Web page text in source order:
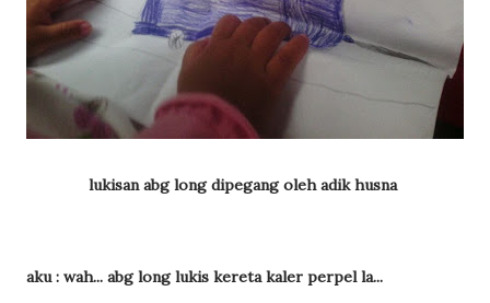
lukisan abg long dipegang oleh adik husna
aku : wah... abg long lukis kereta kaler perpel la...